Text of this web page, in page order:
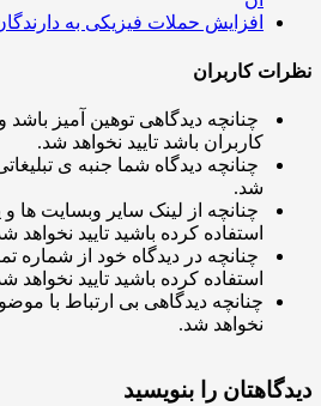
افزایش حملات فیزیکی به دارندگان
کاربران
چنانچه دیدگاهی توهین آمیز باشد و
کاربران باشد تایید نخواهد شد.
چنانچه دیدگاه شما جنبه ی تبلیغاتی
چنانچه از لینک سایر وبسایت ها و یا
استفاده کرده باشید تایید نخواهد شد.
چنانچه در دیدگاه خود از شماره تماس،
استفاده کرده باشید تایید نخواهد شد.
چنانچه دیدگاهی بی ارتباط با موضوع
نخواهد شد.
را بنویسید